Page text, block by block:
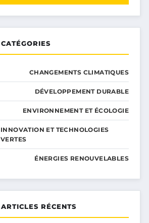
CATÉGORIES
CHANGEMENTS CLIMATIQUES
DÉVELOPPEMENT DURABLE
ENVIRONNEMENT ET ÉCOLOGIE
INNOVATION ET TECHNOLOGIES
VERTES
ÉNERGIES RENOUVELABLES
ARTICLES RÉCENTS